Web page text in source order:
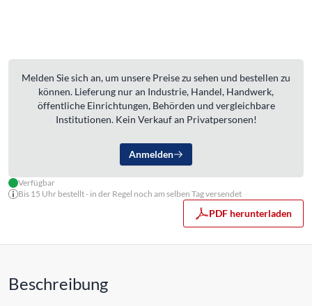
Melden Sie sich an, um unsere Preise zu sehen und bestellen zu
können. Lieferung nur an Industrie, Handel, Handwerk,
öffentliche Einrichtungen, Behörden und vergleichbare
Institutionen. Kein Verkauf an Privatpersonen!
Anmelden
Verfügbar
Bis 15 Uhr bestellt - in der Regel noch am selben Tag versendet
PDF herunterladen
Beschreibung